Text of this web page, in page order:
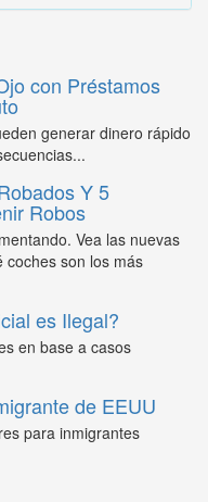
con Préstamos
generar dinero rápido
Y 5
Robos
Vea las nuevas
coches son los más
es Ilegal?
en base a casos
de EEUU
para inmigrantes